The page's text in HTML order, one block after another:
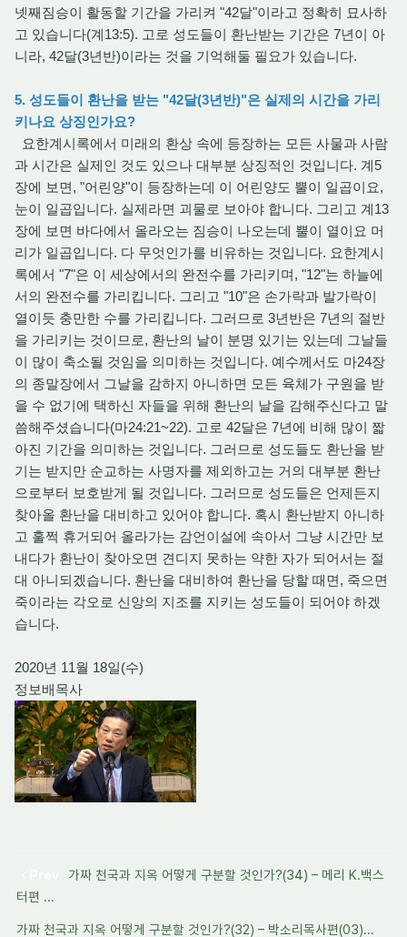
넷째짐승이 활동할 기간을 가리켜 "42달"이라고 정확히 묘사하
고 있습니다(계13:5). 고로 성도들이 환난받는 기간은 7년이 아
니라, 42달(3년반)이라는 것을 기억해둘 필요가 있습니다.
5. 성도들이 환난을 받는 "42달(3년반)"은 실제의 시간을 가리
키나요 상징인가요?
요한계시록에서 미래의 환상 속에 등장하는 모든 사물과 사람
과 시간은 실제인 것도 있으나 대부분 상징적인 것입니다. 계5
장에 보면, "어린양"이 등장하는데 이 어린양도 뿔이 일곱이요,
눈이 일곱입니다. 실제라면 괴물로 보아야 합니다. 그리고 계13
장에 보면 바다에서 올라오는 짐승이 나오는데 뿔이 열이요 머
리가 일곱입니다. 다 무엇인가를 비유하는 것입니다. 요한계시
록에서 "7"은 이 세상에서의 완전수를 가리키며, "12"는 하늘에
서의 완전수를 가리킵니다. 그리고 "10"은 손가락과 발가락이
열이듯 충만한 수를 가리킵니다. 그러므로 3년반은 7년의 절반
을 가리키는 것이므로, 환난의 날이 분명 있기는 있는데 그날들
이 많이 축소될 것임을 의미하는 것입니다. 예수께서도 마24장
의 종말장에서 그날을 감하지 아니하면 모든 육체가 구원을 받
을 수 없기에 택하신 자들을 위해 환난의 날을 감해주신다고 말
씀해주셨습니다(마24:21~22). 고로 42달은 7년에 비해 많이 짧
아진 기간을 의미하는 것입니다. 그러므로 성도들도 환난을 받
기는 받지만 순교하는 사명자를 제외하고는 거의 대부분 환난
으로부터 보호받게 될 것입니다. 그러므로 성도들은 언제든지
찾아올 환난을 대비하고 있어야 합니다. 혹시 환난받지 아니하
고 훌쩍 휴거되어 올라가는 감언이설에 속아서 그냥 시간만 보
내다가 환난이 찾아오면 견디지 못하는 약한 자가 되어서는 절
대 아니되겠습니다. 환난을 대비하여 환난을 당할 때면, 죽으면
죽이라는 각오로 신앙의 지조를 지키는 성도들이 되어야 하겠
습니다.
2020년 11월 18일(수)
정보배목사
가짜 천국과 지옥 어떻게 구분할 것인가?(34) – 메리 K.백스
터편 ...
가짜 천국과 지옥 어떻게 구분할 것인가?(32) – 박소리목사편(03)...